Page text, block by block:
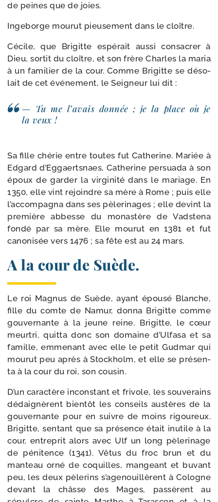
de peines que de joies.
Ingeborge mou­rut pieu­se­ment dans le cloître.
Cécile, que Brigitte espé­rait aus­si consa­crer à
Dieu, sor­tit du cloître, et son frère Charles la maria
à un fami­lier de la cour. Comme Brigitte se déso­
lait de cet évé­ne­ment, le Seigneur lui dit :
— Tu me l’avais don­née ; je la place où je
la veux !
Sa fille ché­rie entre toutes fut Catherine. Mariée à
Edgard d’Eggaertsnaes, Catherine per­sua­da à son
époux de gar­der la vir­ginité dans le mariage. En
1350, elle vint rejoindre sa mère à Rome ; puis elle
l’accompagna dans ses pèle­ri­nages ; elle devint la
pre­mière abbesse du monas­tère de Vadstena
fon­dé par sa mère. Elle mou­rut en 1381 et fut
cano­ni­sée vers 1476 ; sa fête est au 24 mars.
A la cour de Suède.
Le roi Magnus de Suède, ayant épou­sé Blanche,
fille du comte de Namur, don­na Brigitte comme
gou­ver­nante à la jeune reine. Bri­gitte, le cœur
meur­tri, quit­ta donc son domaine d’Ulfasa et sa
famille, emme­nant avec elle le petit Gudmar qui
mou­rut peu après à Stockholm, et elle se pré­sen­
ta à la cour du roi, son cousin.
D’un carac­tère incons­tant et fri­vole, les sou­ve­rains
dédai­gnèrent bien­tôt les conseils aus­tères de la
gou­ver­nante pour en suivre de moins rigou­reux.
Brigitte, sen­tant que sa pré­sence était inutile à la
cour, entre­prit alors avec Ulf un long pèle­ri­nage
de péni­tence (1341). Vêtus du froc brun et du
man­teau orné de coquilles, man­geant et buvant
peu, les deux pèle­rins s’agenouillèrent à Cologne
devant la châsse des Mages, pas­sèrent au